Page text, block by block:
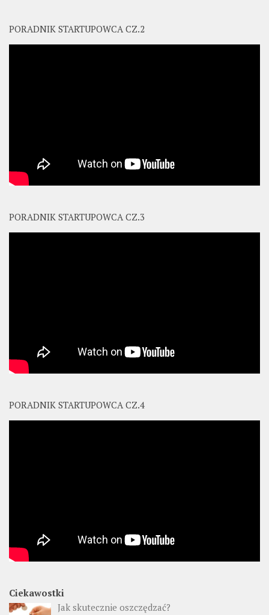
PORADNIK STARTUPOWCA CZ.2
PORADNIK STARTUPOWCA CZ.3
PORADNIK STARTUPOWCA CZ.4
Ciekawostki
Jak skutecznie oszczędzać?